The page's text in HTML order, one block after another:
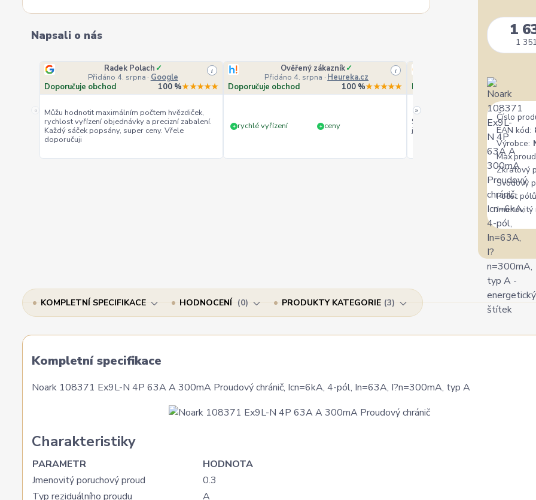
Napsali o nás
«
Radek Polach ✓
Přidáno 4. srpna · Google
i
Doporučuje obchod 100 %★★★★★
Můžu hodnotit maximálním počtem hvězdiček,
rychlost vyřízení objednávky a precizní zabalení.
Každý sáček popsány, super ceny. Vřele
doporučuji
Ověřený zákazník ✓
Přidáno 4. srpna · Heureka.cz
i
Doporučuje obchod 100 %★★★★★
+ rychlé vyřízení + ceny
Přidáno 4. srpna
Doporučuje obchod
Široký výběr, milý a vstřícný
jedině doporučit.
»
1
1
Číslo
EAN kód:
Výrobce:
Zkratový
Svodový
Počet
KOMPLETNÍ SPECIFIKACE HODNOCENÍ 0 PRODUKTY KATEGORIE 3
Kompletní specifikace
Noark 108371 Ex9L-N 4P 63A A 300mA Proudový chránič, Icn=6kA, 4-pól, In=63A, I?n=300mA, typ A
Charakteristiky
PARAMETR
HODNOTA
Jmenovitý poruchový proud
0.3
Typ reziduálního proudu
A